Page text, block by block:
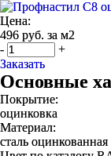
Цена:
496 руб. за м2
-
+
Заказать
Основные
Покрытие:
оцинковка
Материал:
сталь